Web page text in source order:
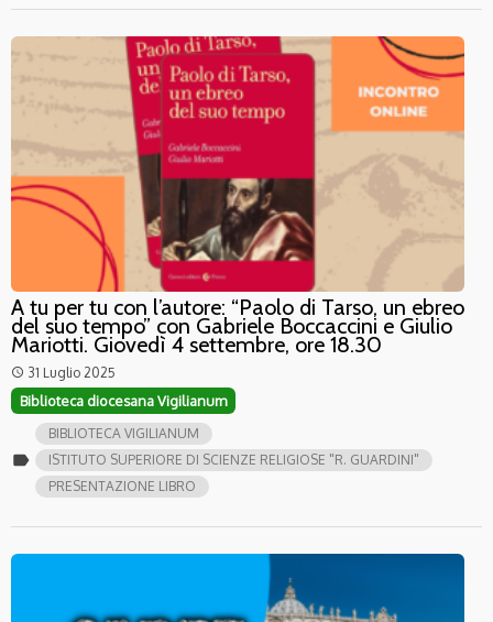
A tu per tu con l’autore: “Paolo di Tarso, un ebreo
del suo tempo” con Gabriele Boccaccini e Giulio
Mariotti. Giovedì 4 settembre, ore 18.30
access_time 31 Luglio 2025
Biblioteca diocesana Vigilianum
label
BIBLIOTECA VIGILIANUM
ISTITUTO SUPERIORE DI SCIENZE RELIGIOSE "R. GUARDINI"
PRESENTAZIONE LIBRO